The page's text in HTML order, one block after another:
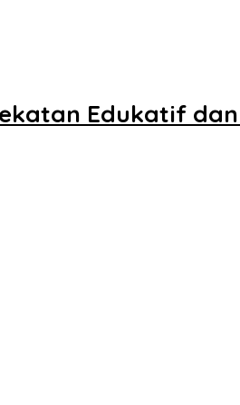
Edukatif